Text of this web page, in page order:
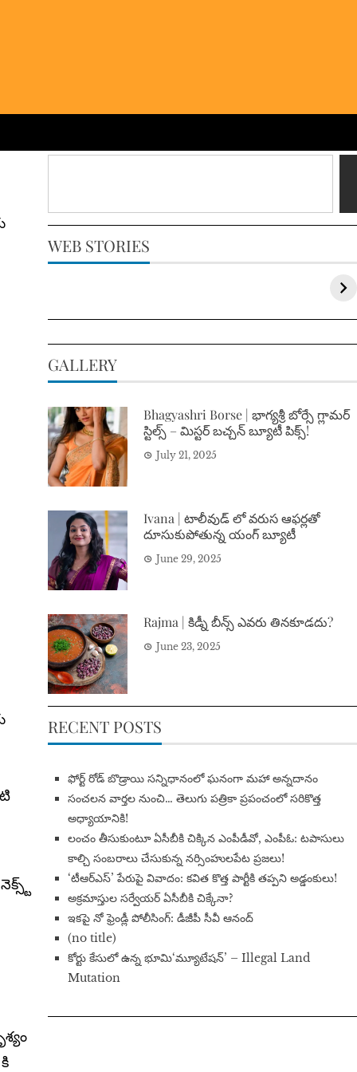
WEB STORIES
GALLERY
Bhagyashri Borse | భాగ్యశ్రీ బోర్సే గ్లామర్
స్టిల్స్ – మిస్టర్ బచ్చన్ బ్యూటీ పిక్స్!
July 21, 2025
Ivana | టాలీవుడ్ లో వరుస ఆఫర్లతో
దూసుకుపోతున్న యంగ్ బ్యూటీ
June 29, 2025
Rajma | కిడ్నీ బీన్స్ ఎవరు తినకూడదు?
June 23, 2025
RECENT POSTS
​ఫోర్ట్ రోడ్ బొడ్రాయి సన్నిధానంలో ఘనంగా మహా అన్నదానం
సంచలన వార్తల నుంచి… తెలుగు పత్రికా ప్రపంచంలో సరికొత్త
అధ్యాయానికి!
​లంచం తీసుకుంటూ ఏసీబీకి చిక్కిన ఎంపీడీవో, ఎంపీఓ: టపాసులు
కాల్చి సంబరాలు చేసుకున్న నర్సింహులపేట ప్రజలు!
‘టీఆర్ఎస్’ పేరుపై వివాదం: కవిత కొత్త పార్టీకి తప్పని అడ్డంకులు!
అక్రమాస్తుల సర్వేయర్ ఏసీబీకి చిక్కేనా?
ఇకపై నో ఫ్రెండ్లీ పోలీసింగ్: డీజీపీ సీవీ ఆనంద్
(no title)
​కోర్టు కేసులో ఉన్న భూమి‘మ్యూటేషన్’ – Illegal Land
Mutation